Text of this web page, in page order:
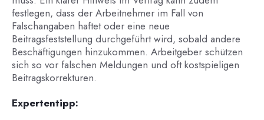
festlegen, dass der Arbeitnehmer im Fall von
Falschangaben haftet oder eine neue
Beitragsfeststellung durchgeführt wird, sobald andere
Beschäftigungen hinzukommen. Arbeitgeber schützen
sich so vor falschen Meldungen und oft kostspieligen
Beitragskorrekturen.
Expertentipp: